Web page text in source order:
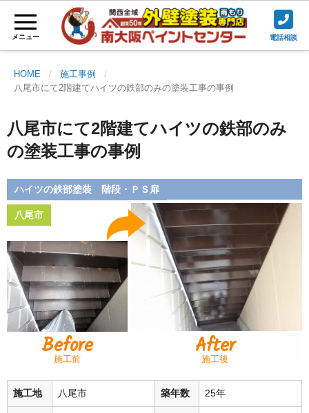
メニュー 電話相談
HOME
施工事例
八尾市にて2階建てハイツの鉄部のみの塗装工事の事例
八尾市にて2階建てハイツの鉄部のみ
の塗装工事の事例
ハイツの鉄部塗装 階段・ＰＳ扉
八尾市
Before
施工前 After
施工後
施工地 八尾市 築年数 25年